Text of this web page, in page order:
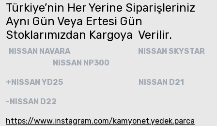
Türkiye’nin Her Yerine Siparişleriniz
Aynı Gün Veya Ertesi Gün
Stoklarımızdan Kargoya Verilir.
NISSAN NAVARA
NISSAN SKYSTAR
NISSAN NP300
+NISSAN YD25 NISSAN D21
-NISSAN D22
https://www.instagram.com/kamyonet.yedek.parca